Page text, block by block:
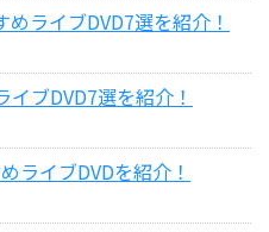
めライブDVD7選を紹介！
イブDVD7選を紹介！
ライブDVDを紹介！